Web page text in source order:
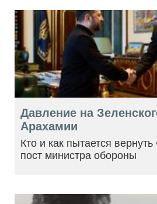
Давление на
Арахамии
Кто и как пытается
пост министра обороны